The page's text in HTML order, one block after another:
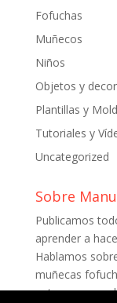
Fofuchas
Muñecos
Niños
Objetos y
Plantillas y
Tutoriales y
Uncategorized
Sobre
Publicamos
aprender a
Hablamos
muñecas
patrones para